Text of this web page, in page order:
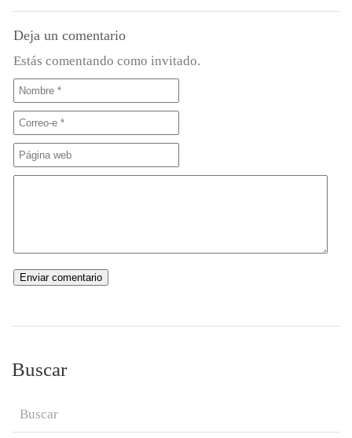
Deja un comentario
Estás comentando como invitado.
Buscar